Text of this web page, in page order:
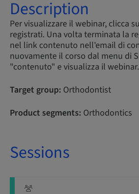
Description
Per visualizzare il webinar, clicca
registrati. Una volta terminata la
nel link contenuto nell'email di
nuovamente il corso dal menu di
"contenuto" e visualizza il webinar.
Target group: Orthodontist
Product segments: Orthodontics
Sessions